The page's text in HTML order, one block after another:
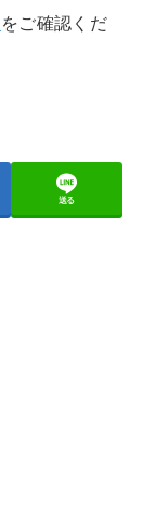
をご確認くだ
送る